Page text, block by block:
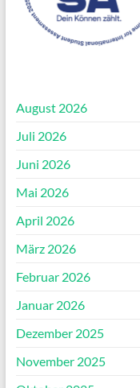
August 2026
Juli 2026
Juni 2026
Mai 2026
April 2026
März 2026
Februar 2026
Januar 2026
Dezember 2025
November 2025